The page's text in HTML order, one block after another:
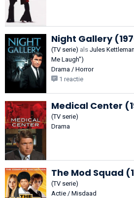
Night Gallery
(TV serie) als Jules
Me Laugh")
Drama / Horror
1 reactie
Medical Center
(TV serie)
Drama
The Mod Squad
(TV serie)
Actie / Misdaad